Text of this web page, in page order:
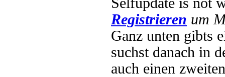
Registrieren um
Ganz unten gibts
suchst danach in
auch einen